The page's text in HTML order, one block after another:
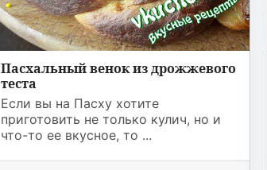
Пасхальный венок из дрожжевого
теста
Если вы на Пасху хотите
приготовить не только кулич, но и
что-то ее вкусное, то ...